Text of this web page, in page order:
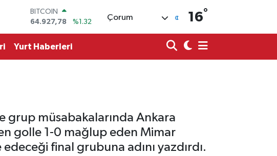
DOLAR
47,5894
%0.08
EURO
55,0398
%-0.02
BITCOIN
Çorum 16°
Yurt Haberleri
grup müsabakalarında Ankara
golle 1-0 mağlup eden Mimar
final grubuna adını yazdırdı.